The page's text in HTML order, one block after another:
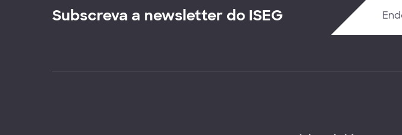
Subscreva a newsletter do ISEG